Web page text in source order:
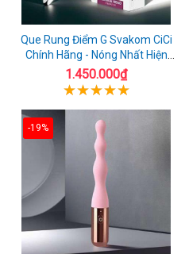
Que Rung Điểm G Svakom CiCi
Chính Hãng - Nóng Nhất Hiện
Nay
1.450.000₫
-19%